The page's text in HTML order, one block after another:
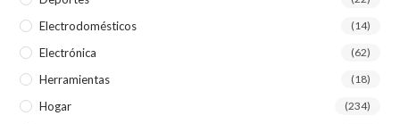
Electrodomésticos (14)
Electrónica (62)
Herramientas (18)
Hogar (234)